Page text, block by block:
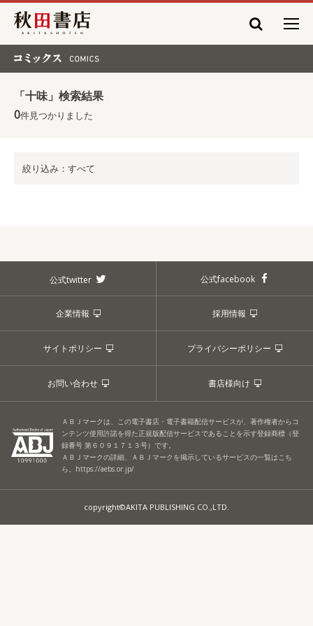
秋田書店
「十味」検索結果
0件見つかりました
絞り込み：すべて
公式twitter 公式facebook
企業情報 採用情報
サイトポリシー プライバシーポリシー
お問い合わせ 書店様向け
ＡＢＪマークは、この電子書店・電子書籍配信サービスが、著作権者からコ
ンテンツ使用許諾を得た正規版配信サービスであることを示す登録商標（登
録番号 第６０９１７１３号）です。
ＡＢＪマークの詳細、ＡＢＪマークを掲示しているサービスの一覧はこち
ら。 https://aebs.or.jp/
copyright©AKITA PUBLISHING CO.,LTD.